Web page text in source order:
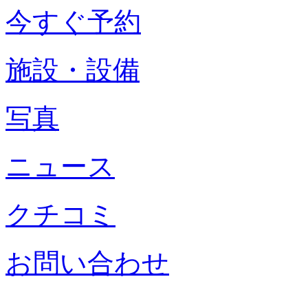
今すぐ予約
施設・設備
写真
ニュース
クチコミ
お問い合わせ